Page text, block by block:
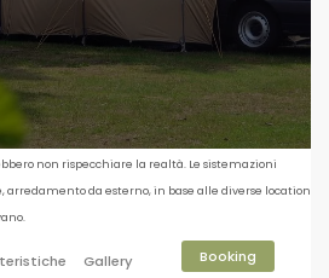
non rispecchiare la realtà. Le sistemazioni
arredamento da esterno, in base alle diverse location
Gallery Booking